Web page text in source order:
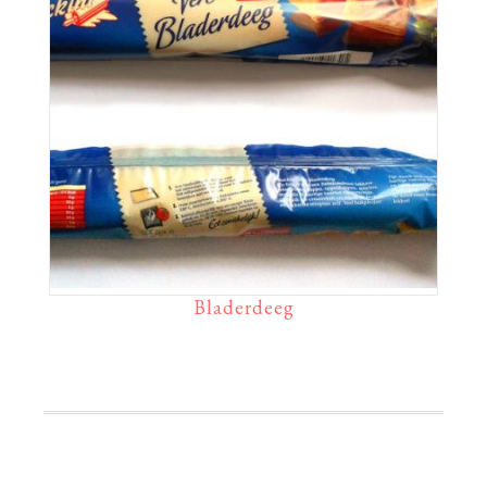
Bladerdeeg